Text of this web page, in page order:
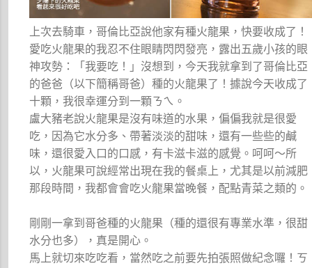
上次去騎車，哥倫比亞說他家有種火龍果，快要收成了！
愛吃火龍果的我忍不住眼睛閃閃發亮，露出五歲小孩的眼
神攻勢：「我要吃！」沒想到，今天我就拿到了哥倫比亞
的爸爸（以下簡稱哥爸）種的火龍果了！據說今天收成了
十顆，我很幸運分到一顆ㄋㄟ。
盧大豬老說火龍果是沒有味道的水果，偏偏我就是很愛
吃，因為它水分多、帶著淡淡的甜味，還有一些些的鹹
味，還很愛入口的口感，有卡滋卡滋的感覺。呵呵～所
以，火龍果可說經常出現在我的餐桌上，尤其是以前減肥
那段時間，我都會會吃火龍果當晚餐，配點青菜之類的。
剛剛一拿到哥爸種的火龍果（種的還很有專業水準，很甜
水分也多），真是開心。
馬上就切來吃吃看，當然吃之前要先拍張照做紀念囉！ㄎ